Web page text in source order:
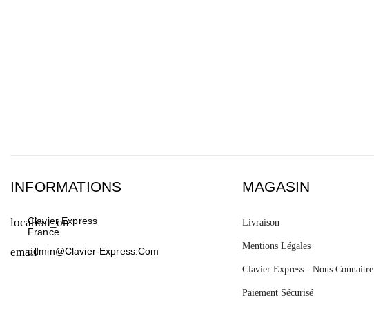
INFORMATIONS
location_on
Clavier Express
France
emailAdmin@clavier-Express.com
MAGASIN
Livraison
Mentions Légales
Clavier Express - Nous Connaitre
Paiement Sécurisé